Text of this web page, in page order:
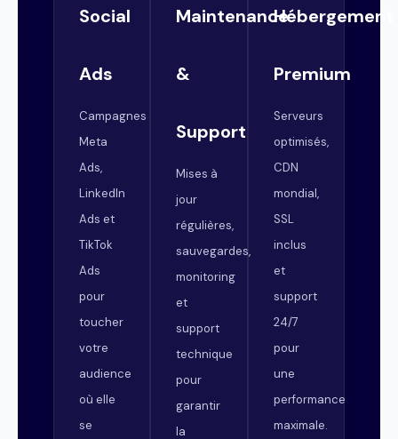
Social
Ads
Campagnes
Meta
Ads,
LinkedIn
Ads et
TikTok
Ads
pour
toucher
votre
audience
où elle
se
Maintenance
&
Support
Mises à
jour
régulières,
sauvegardes,
monitoring
et
support
technique
pour
garantir
la
Hébergement
Premium
Serveurs
optimisés,
CDN
mondial,
SSL
inclus
et
support
24/7
pour
une
performance
maximale.